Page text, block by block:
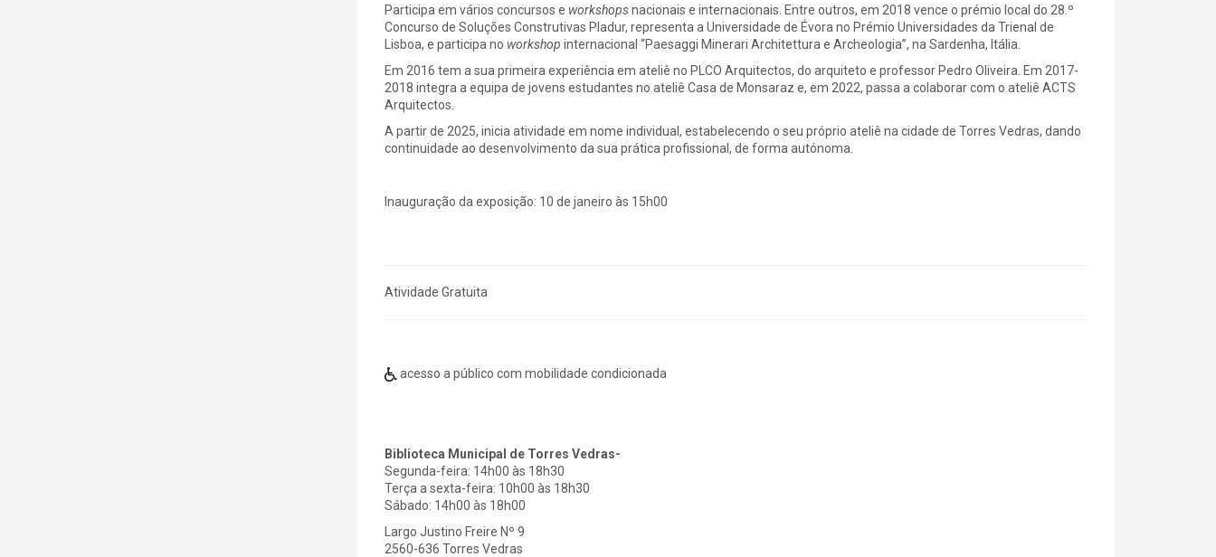
Participa em vários concursos e workshopsnacionais e internacionais. Entre outros, em 2018 vence o prémio local do 28.º
Concurso de Soluções Construtivas Pladur, representa a Universidade de Évora no Prémio Universidades da Trienal de
Lisboa, e participa no workshop internacional “Paesaggi Minerari Architettura e Archeologia”, na Sardenha, Itália.
Em 2016 tem a sua primeira experiência em ateliê no PLCO Arquitectos, do arquiteto e professor Pedro Oliveira. Em 2017-
2018 integra a equipa de jovens estudantes no ateliê Casa de Monsaraz e, em 2022, passa a colaborar com o ateliê ACTS
Arquitectos.
A partir de 2025, inicia atividade em nome individual, estabelecendo o seu próprio ateliê na cidade de Torres Vedras, dando
continuidade ao desenvolvimento da sua prática profissional, de forma autónoma.
Inauguração da exposição: 10 de janeiro às 15h00
Atividade Gratuita
acesso a público com mobilidade condicionada
Biblioteca Municipal de Torres Vedras-
Segunda-feira: 14h00 às 18h30
Terça a sexta-feira: 10h00 às 18h30
Sábado: 14h00 às 18h00
Largo Justino Freire Nº 9
2560-636 Torres Vedras